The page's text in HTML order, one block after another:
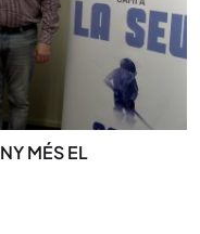
MÉS EL